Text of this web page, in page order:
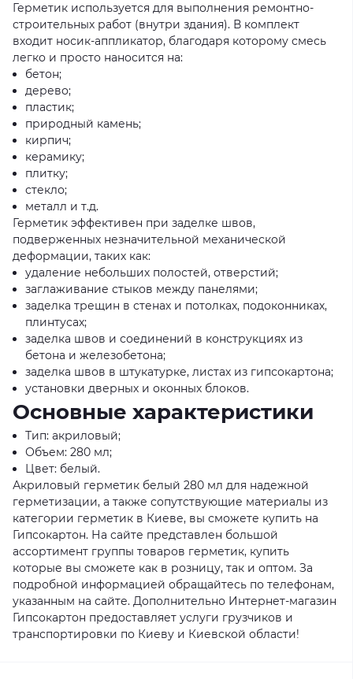
Герметик используется для выполнения ремонтно-
строительных работ (внутри здания). В комплект
входит носик-аппликатор, благодаря которому смесь
легко и просто наносится на:
бетон;
дерево;
пластик;
природный камень;
кирпич;
керамику;
плитку;
стекло;
металл и т.д.
Герметик эффективен при заделке швов,
подверженных незначительной механической
деформации, таких как:
удаление небольших полостей, отверстий;
заглаживание стыков между панелями;
заделка трещин в стенах и потолках, подоконниках,
плинтусах;
заделка швов и соединений в конструкциях из
бетона и железобетона;
заделка швов в штукатурке, листах из гипсокартона;
установки дверных и оконных блоков.
Основные характеристики
Тип: акриловый;
Объем: 280 мл;
Цвет: белый.
Акриловый герметик белый 280 мл для надежной
герметизации, а также сопутствующие материалы из
категории герметик в Киеве, вы сможете купить на
Гипсокартон. На сайте представлен большой
ассортимент группы товаров герметик, купить
которые вы сможете как в розницу, так и оптом. За
подробной информацией обращайтесь по телефонам,
указанным на сайте. Дополнительно Интернет-магазин
Гипсокартон предоставляет услуги грузчиков и
транспортировки по Киеву и Киевской области!